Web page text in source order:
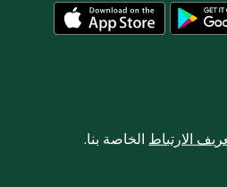
الارتباط الخاصة بنا.